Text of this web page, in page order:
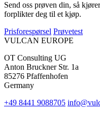
Send oss prøven din, så
forplikter deg til et kjøp.
Prisforespørsel Prøvetest
VULCAN EUROPE
OT Consulting UG
Anton Bruckner Str. 1a
85276 Pfaffenhofen
Germany
+49 8441 9088705